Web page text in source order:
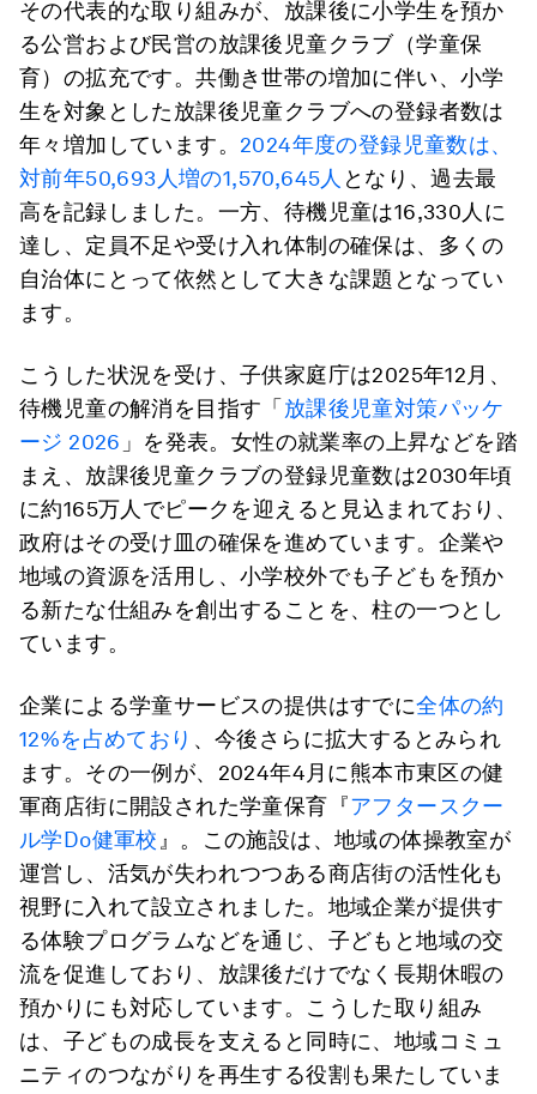
その代表的な取り組みが、放課後に小学生を預か
る公営および民営の放課後児童クラブ（学童保
育）の拡充です。共働き世帯の増加に伴い、小学
生を対象とした放課後児童クラブへの登録者数は
年々増加しています。 2024年度の登録児童数は、
対前年50,693人増の1,570,645人 となり、過去最
高を記録しました。一方、待機児童は16,330人に
達し、定員不足や受け入れ体制の確保は、多くの
自治体にとって依然として大きな課題となってい
ます。
こうした状況を受け、子供家庭庁は2025年12月、
待機児童の解消を目指す「 放課後児童対策パッケ
ージ 2026 」を発表。女性の就業率の上昇などを踏
まえ、放課後児童クラブの登録児童数は2030年頃
に約165万人でピークを迎えると見込まれており、
政府はその受け皿の確保を進めています。企業や
地域の資源を活用し、小学校外でも子どもを預か
る新たな仕組みを創出することを、柱の一つとし
ています。
企業による学童サービスの提供はすでに全体の約
12%を占めており 、今後さらに拡大するとみられ
ます。その一例が、2024年4月に熊本市東区の健
軍商店街に開設された学童保育『アフタースクー
ル学Do健軍校 』。この施設は、地域の体操教室が
運営し、活気が失われつつある商店街の活性化も
視野に入れて設立されました。地域企業が提供す
る体験プログラムなどを通じ、子どもと地域の交
流を促進しており、放課後だけでなく長期休暇の
預かりにも対応しています。こうした取り組み
は、子どもの成長を支えると同時に、地域コミュ
ニティのつながりを再生する役割も果たしていま